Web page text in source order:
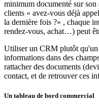
minimum documenté sur son
clients « avez-vous déjà
la dernière fois ?» , chaque
rendez-vous, achat…) peut
Utiliser un CRM plutôt qu'un
informations dans des
rattacher des documents
contact, et de retrouver ces
Un tableau de bord commercial